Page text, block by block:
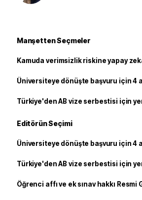
Manşetten Seçmeler
Kamuda verimsizlik riskine yapay
Üniversiteye dönüşte başvuru için 4
Türkiye'den AB vize serbestisi için
Editörün Seçimi
Üniversiteye dönüşte başvuru için 4
Türkiye'den AB vize serbestisi için
Öğrenci affı ve ek sınav hakkı Resmi